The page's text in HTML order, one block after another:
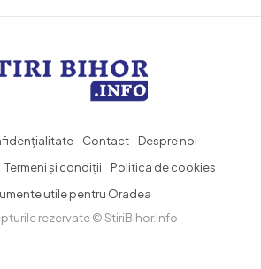
Contact
Despre noi
Termeni și condiții
Politica de cookies
utile pentru Oradea
rezervate © StiriBihor.Info